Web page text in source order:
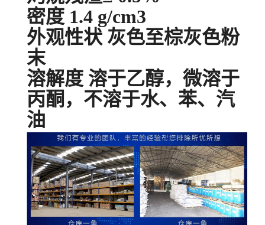
密度 1.4 g/cm3
外观性状 灰色至棕灰色粉
末
溶解度 溶于乙醇，微溶于
丙酮，不溶于水、苯、汽
油